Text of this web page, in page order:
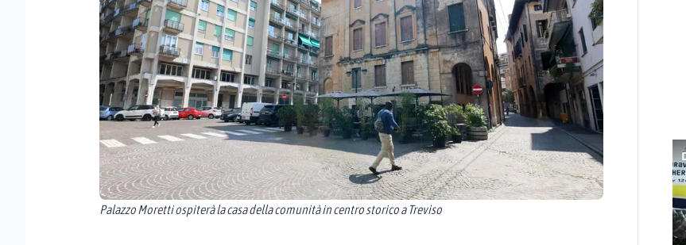
Palazzo Moretti ospiterà la casa della comunità in centro storico a Treviso